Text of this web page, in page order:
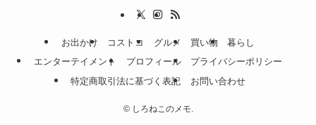
お出かけ コストコ グルメ 買い物
暮らし
エンターテイメント
プロフィール
プライバシーポリシー
特定商取引法に基づく表記
お問い合わせ
©しろねこのメモ.